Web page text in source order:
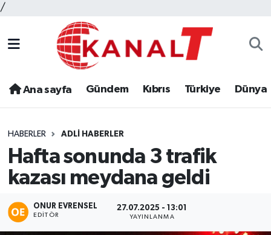
/
Ana sayfa Gündem Kıbrıs Türkiye Dünya
HABERLER ADLI HABERLER
Hafta sonunda 3 trafik
kazası meydana geldi
ONUR EVRENSEL
EDITÖR
27.07.2025 - 13:01
YAYINLANMA